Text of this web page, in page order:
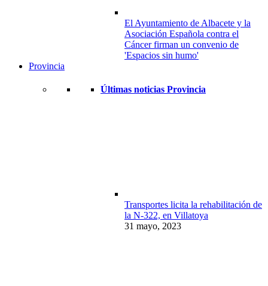
El Ayuntamiento de Albacete y la
Asociación Española contra el
Cáncer firman un convenio de
'Espacios sin humo'
Provincia
Últimas noticias Provincia
Transportes licita la rehabilitación de
la N-322, en Villatoya
31 mayo, 2023